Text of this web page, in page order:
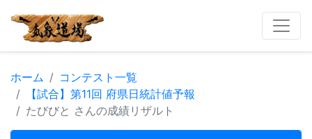
ホーム
コンテスト一覧
【試合】第11回 府県日統計値予報
たびびと さんの成績リザルト